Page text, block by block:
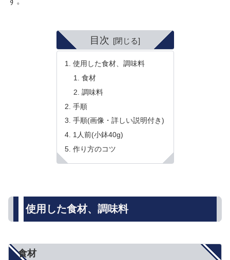
目次
使用した食材、調味料
食材
調味料
手順
手順(画像・詳しい説明付き)
1人前(小鉢40g)
作り方のコツ
使用した食材、調味料
食材